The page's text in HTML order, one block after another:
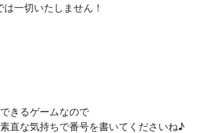
一切いたしません！
きるゲームなので
直な気持ちで番号を書いてくださいね♪